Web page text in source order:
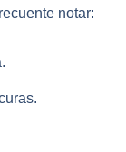
notar: